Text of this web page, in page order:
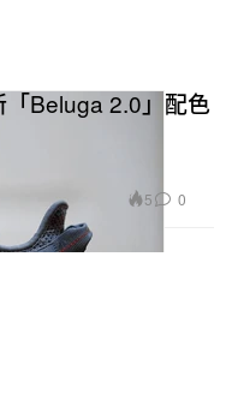
Beluga 2.0」配色
5 0